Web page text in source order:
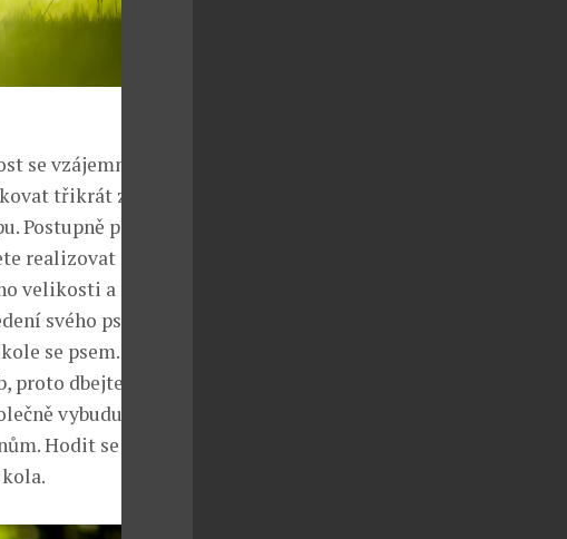
se vzájemně
třikrát za
Postupně poměr
realizovat
velikosti a fyzické
svého psa
se psem. Vašeho
dbejte na
vybudujete
Hodit se vám